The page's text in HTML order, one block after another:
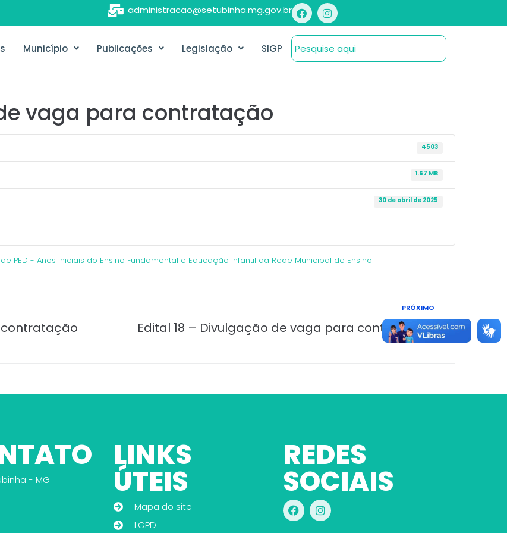
administracao@setubinha.mg.gov.br
Município Publicações Legislação SIGP
vaga para contratação
4503
1.67 MB
30 de abril de 2025
- Anos iniciais do Ensino Fundamental e Educação Infantil da Rede Municipal de Ensino
contratação
PRÓXIMO
Edital 18 – Divulgação de vaga para contratação
- MG
LINKS
ÚTEIS
Mapa do site
LGPD
REDES
SOCIAIS